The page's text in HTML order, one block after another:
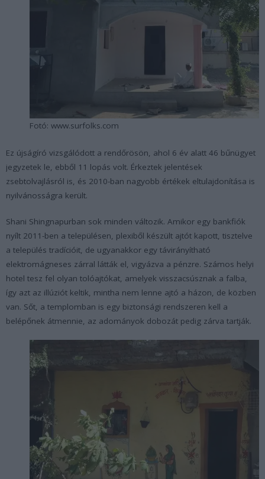
Fotó: www.surfolks.com
Ez újságíró vizsgálódott a rendőrösön, ahol 6 év alatt 46 bűnügyet
jegyzetek le, ebből 11 lopás volt. Érkeztek jelentések
zsebtolvajlásról is, és 2010-ban nagyobb értékek eltulajdonítása is
nyilvánosságra került.
Shani Shingnapurban sok minden változik. Amikor egy bankfiók
nyílt 2011-ben a településen, plexiből készült ajtót kapott, tisztelve
a település tradícióit, de ugyanakkor egy távirányítható
elektromágneses zárral látták el, vigyázva a pénzre. Számos helyi
hotel tesz fel olyan tolóajtókat, amelyek visszacsúsznak a falba,
így azt az illúziót keltik, mintha nem lenne ajtó a házon, de közben
van. Sőt, a templomban is egy biztonsági rendszeren kell a
belépőnek átmennie, az adományok dobozát pedig zárva tartják.